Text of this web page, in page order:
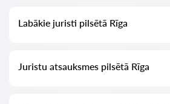
Labākie juristi pilsētā Rīga
pilnīgu informāciju: cenas, atsauksmes,
Juristu atsauksmes pilsētā Rīga